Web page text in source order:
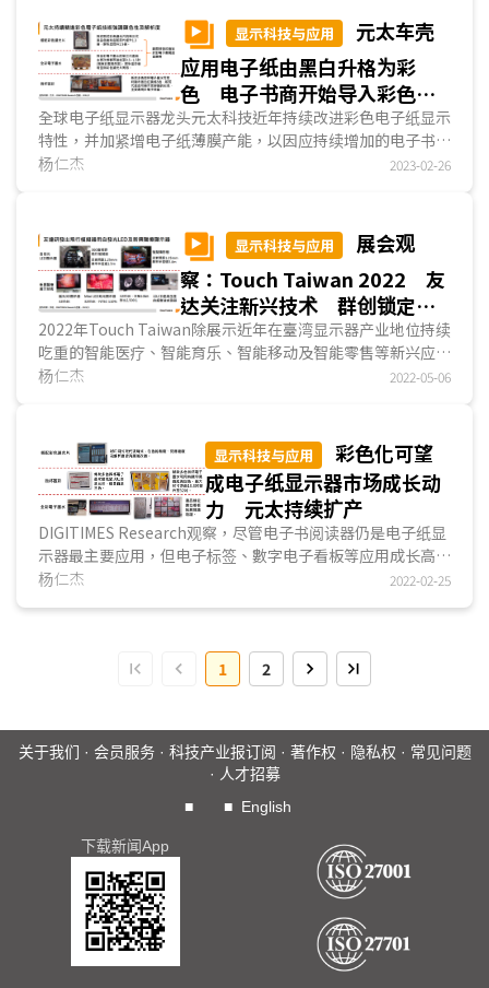
显示科技与应用
元太车壳
应用电子纸由黑白升格为彩
色 电子书商开始导入彩色电
子墨水
全球电子纸显示器龙头元太科技近年持续改进彩色电子纸显示
特性，并加紧增电子纸薄膜产能，以因应持续增加的电子书阅
读器与电子标签市场需求。DIGITIMES Research...
杨仁杰 2023-02-26
显示科技与应用
展会观
察：Touch Taiwan 2022 友
达关注新兴技术 群创锁定元
宇宙 元太彩色电子纸再改良
2022年Touch Taiwan除展示近年在臺湾显示器产业地位持续
吃重的智能医疗、智能育乐、智能移动及智能零售等新兴应
用，以及Mini LED和Micro LED等技术外，友达特别...
杨仁杰 2022-05-06
显示科技与应用
彩色化可望
成电子纸显示器市场成长动
力 元太持续扩产
DIGITIMES Research观察，尽管电子书阅读器仍是电子纸显
示器最主要应用，但电子标签、數字电子看板等应用成长高于
预期。尤其电子纸彩色化进程迅速，无论传统彩色滤...
杨仁杰 2022-02-25
1 2
关于我们 · 会员服务· 科技产业报订阅 · 著作权 · 隐私权 · 常见问题
· 人才招募
■
■ English
下载新闻App